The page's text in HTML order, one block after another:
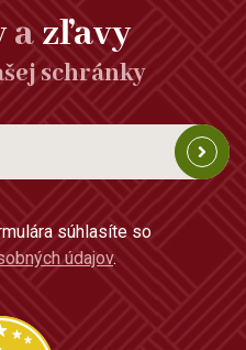
azľavy
schránky
súhlasíte so
údajov.